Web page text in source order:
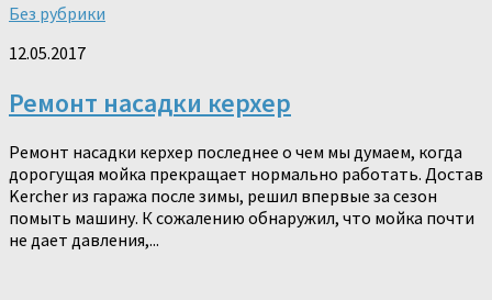
Без рубрики
12.05.2017
Ремонт насадки керхер
Ремонт насадки керхер последнее о чем мы думаем, когда
дорогущая мойка прекращает нормально работать. Достав
Kercher из гаража после зимы, решил впервые за сезон
помыть машину. К сожалению обнаружил, что мойка почти
не дает давления,...